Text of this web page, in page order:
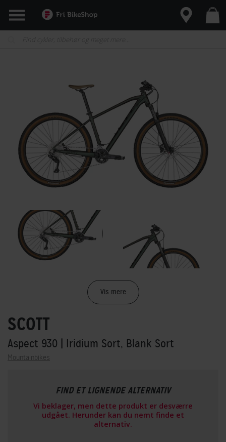
Vis mere
SCOTT
Aspect 930 | Iridium Sort, Blank Sort
Mountainbikes
FIND ET LIGNENDE ALTERNATIV
Vi beklager, men dette produkt er desværre
udgået. Herunder kan du nemt finde et
alternativ.